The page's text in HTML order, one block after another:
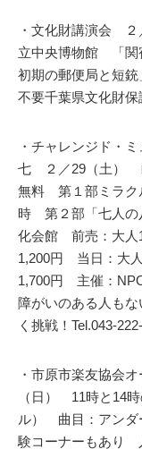
・文化財講演会
立中央博物館 「関
初期の郵便局と短
不要千葉県文化財
・チャレンジド・
七 ２／29（土）
無料 第１部ミラク
時 第２部「七人の
化会館 前売：大人
1,200円 当日：大
1,700円 主催：
障がいのある人も
く挑戦！Tel.043-
・市原市楽友協会
（日） 11時と14
ル） 曲目：アンダ
験コーナーもあり